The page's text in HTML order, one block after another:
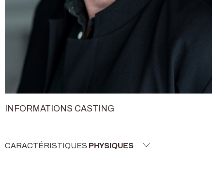
INFORMATIONS CASTING
CARACTÉRISTIQUES PHYSIQUES